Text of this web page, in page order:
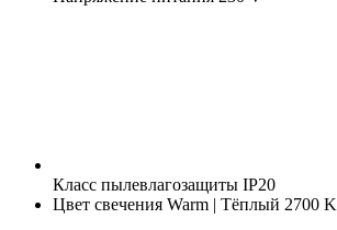
Класс пылевлагозащиты IP20
Цвет свечения Warm | Тёплый 2700 K